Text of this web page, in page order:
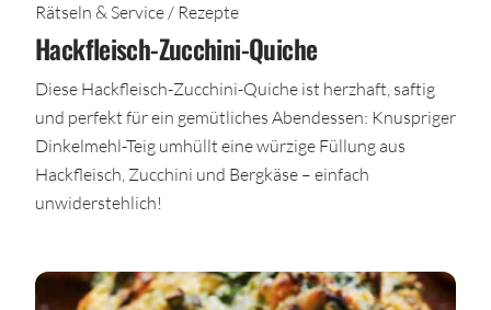
Rätseln & Service / Rezepte
Hackfleisch-Zucchini-Quiche
Diese Hackfleisch-Zucchini-Quiche ist herzhaft, saftig
und perfekt für ein gemütliches Abendessen: Knuspriger
Dinkelmehl-Teig umhüllt eine würzige Füllung aus
Hackfleisch, Zucchini und Bergkäse – einfach
unwiderstehlich!